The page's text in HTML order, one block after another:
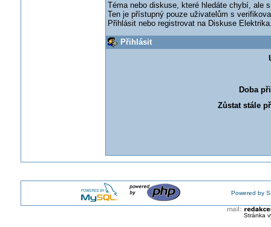
Téma nebo diskuse, které hledáte chybí, ale
Ten je přístupný pouze uživatelům s
Přihlásit nebo registrovat na Diskuse
Přihlásit
Doba
Zůstat stále
Powered by
Stránka